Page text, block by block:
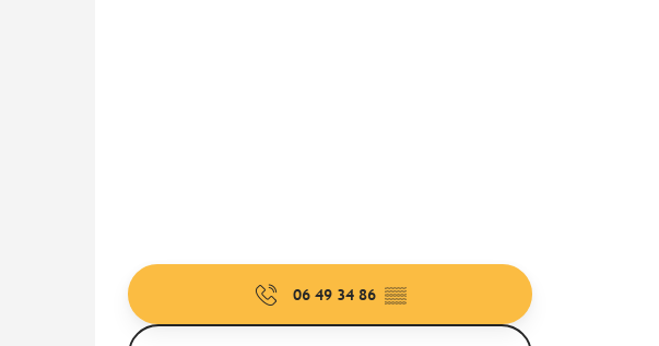
06 49 34 86 ▒▒